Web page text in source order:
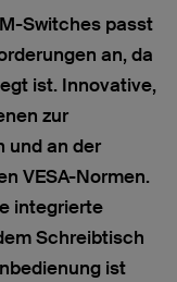
Switches passt
an, da
ist. Innovative,
zur
und an der
VESA-Normen.
integrierte
Schreibtisch
ist